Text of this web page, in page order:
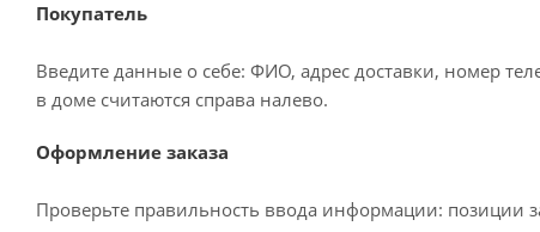
Покупатель
Введите данные о себе: ФИО, адрес доставки, номер
в доме считаются справа налево.
Оформление заказа
Проверьте правильность ввода информации: позиции